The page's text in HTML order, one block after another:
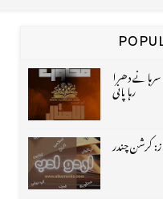
دھرا
رہا پانی
کرشن چندر